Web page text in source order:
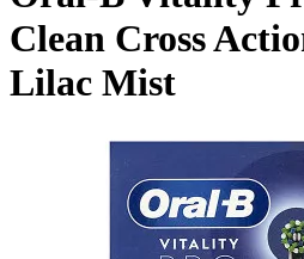
Clean Cross
Lilac Mist